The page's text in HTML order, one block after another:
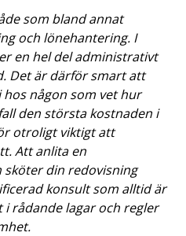
som bland annat
och lönehantering. I
en hel del administrativt
Det är därför smart att
någon som vet hur
den största kostnaden i
otroligt viktigt att
Att anlita en
sköter din redovisning
konsult som alltid är
rådande lagar och regler